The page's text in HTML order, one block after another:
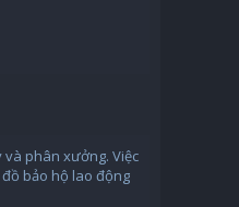
phân xưởng. Việc
bảo hộ lao động